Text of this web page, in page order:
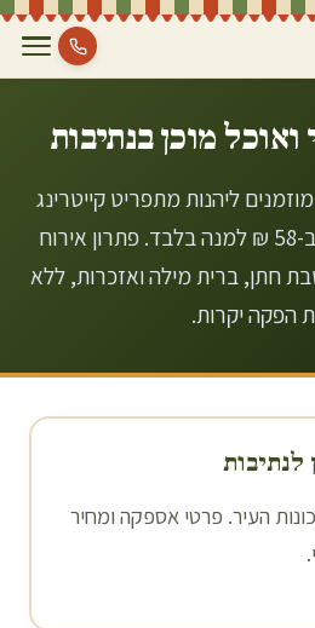
ואוכל מוכן בנתיבות
ליהנות מתפריט קייטרינג
בשרי עשיר, חם ושופע ב-58 ₪ למנה בלבד. פתרון אירוח
חתן, ברית מילה ואזכרות, ללא
הפקה יקרות.
לנתיבות
העיר. פרטי אספקה ומחיר